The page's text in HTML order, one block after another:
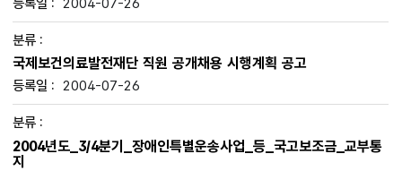
국제보건의료발전재단 직원 공개채용 시행계획 공고
2004-07-26
2004년도_3/4분기_장애인특별운송사업_등_국고보조금_교부통
지